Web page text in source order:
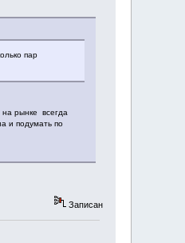
пар
рынке всегда
и подумать по
Записан